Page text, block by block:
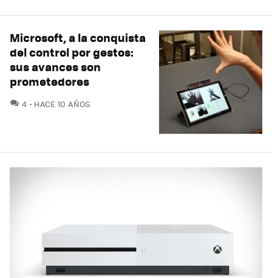
Microsoft, a la conquista
del control por gestos:
sus avances son
prometedores
4 COMENTARIOS
HACE 10 AÑOS